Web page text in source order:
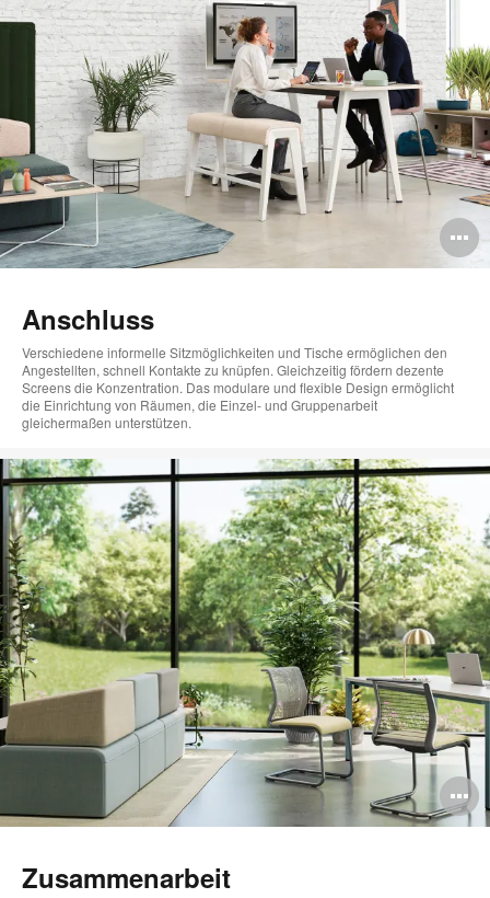
Anschluss
Verschiedene informelle Sitzmöglichkeiten und Tische ermöglichen den
Angestellten, schnell Kontakte zu knüpfen. Gleichzeitig fördern dezente
Screens die Konzentration. Das modulare und flexible Design ermöglicht
die Einrichtung von Räumen, die Einzel- und Gruppenarbeit
gleichermaßen unterstützen.
Zusammenarbeit